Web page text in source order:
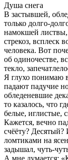
Душа снега
В застывшей,
только долго-
намокшей листвы,
стрекоз, всплеск
человека. Вот
об одиночестве,
текло,
Я глухо понимаю
падают падучие
обледеневшие
то казалось, что
белые, иглистые,
Кажется, вечно
счёёту?
ломтиками на
задышал, чуть-
А мне думается: